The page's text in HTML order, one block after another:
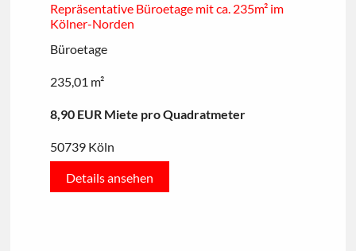
Repräsentative Büroetage mit ca. 235m² im
Kölner-Norden
Büroetage
235,01 m²
8,90 EUR Miete pro Quadratmeter
50739 Köln
Details ansehen